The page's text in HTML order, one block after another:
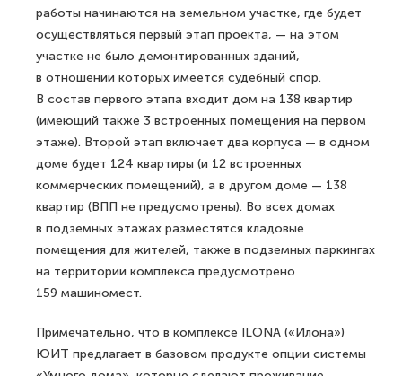
работы начинаются на земельном участке, где будет
осуществляться первый этап проекта, — на этом
участке не было демонтированных зданий,
в отношении которых имеется судебный спор.
В состав первого этапа входит дом на 138 квартир
(имеющий также 3 встроенных помещения на первом
этаже). Второй этап включает два корпуса — в одном
доме будет 124 квартиры (и 12 встроенных
коммерческих помещений), а в другом доме — 138
квартир (ВПП не предусмотрены). Во всех домах
в подземных этажах разместятся кладовые
помещения для жителей, также в подземных паркингах
на территории комплекса предусмотрено
159 машиномест.
Примечательно, что в комплексе ILONA («Илона»)
ЮИТ предлагает в базовом продукте опции системы